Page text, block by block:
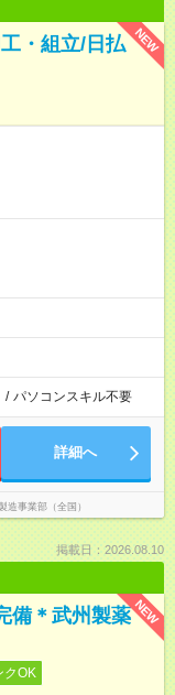
NEW
・組立/日払
/ パソコンスキル不要
詳細へ
事業部（全国）
掲載日：2026.08.10
NEW
備＊武州製薬
クOK